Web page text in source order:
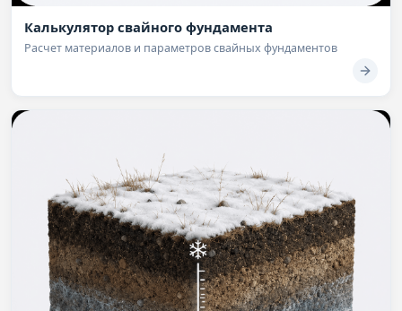
Калькулятор свайного фундамента
Расчет материалов и параметров свайных фундаментов